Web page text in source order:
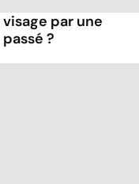
par une
?